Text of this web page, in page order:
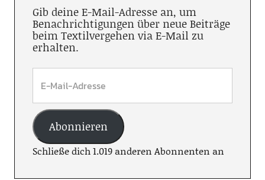
Gib deine E-Mail-Adresse an, um
Benachrichtigungen über neue Beiträge
beim Textilvergehen via E-Mail zu
erhalten.
Abonnieren
Schließe dich 1.019 anderen Abonnenten an